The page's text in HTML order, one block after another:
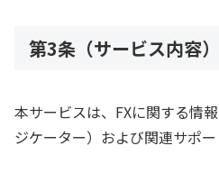
第3条（サービス内容）
本サービスは、FXに関する情
ジケーター）および関連サポー